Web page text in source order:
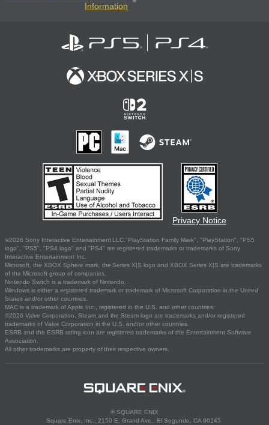
Information
Privacy Notice
©2026 Sony Interactive Entertainment LLC."PlayStation Family Mark", "PlayStation", "PS5
logo", "PS5", "PS4 logo" and "PS4" are registered trademarks or trademarks of Sony
Interactive Entertainment Inc.
Microsoft, the XBOX Sphere mark, the Series X|S logo and XBOX Series X|S are trademarks
of the Microsoft group of companies.
Nintendo Switch is a trademark of Nintendo.
Windows is either a registered trademark or trademark of Microsoft Corporation in the United
States and/or other countries.
MAC is a trademark of Apple Inc., registered in the U.S. and other countries.
©2026 Valve Corporation. Steam and the Steam logo are trademarks and/or registered
trademarks of Valve Corporation in the U.S. and/or other countries.
ESRB and the ESRB rating icon are registered trademarks of the Entertainment Software
Association.
All other trademarks are property of their respective owners.
© SQUARE ENIX
Square Enix, Inc., 2150 E. Grand Ave., El Segundo, CA 90245